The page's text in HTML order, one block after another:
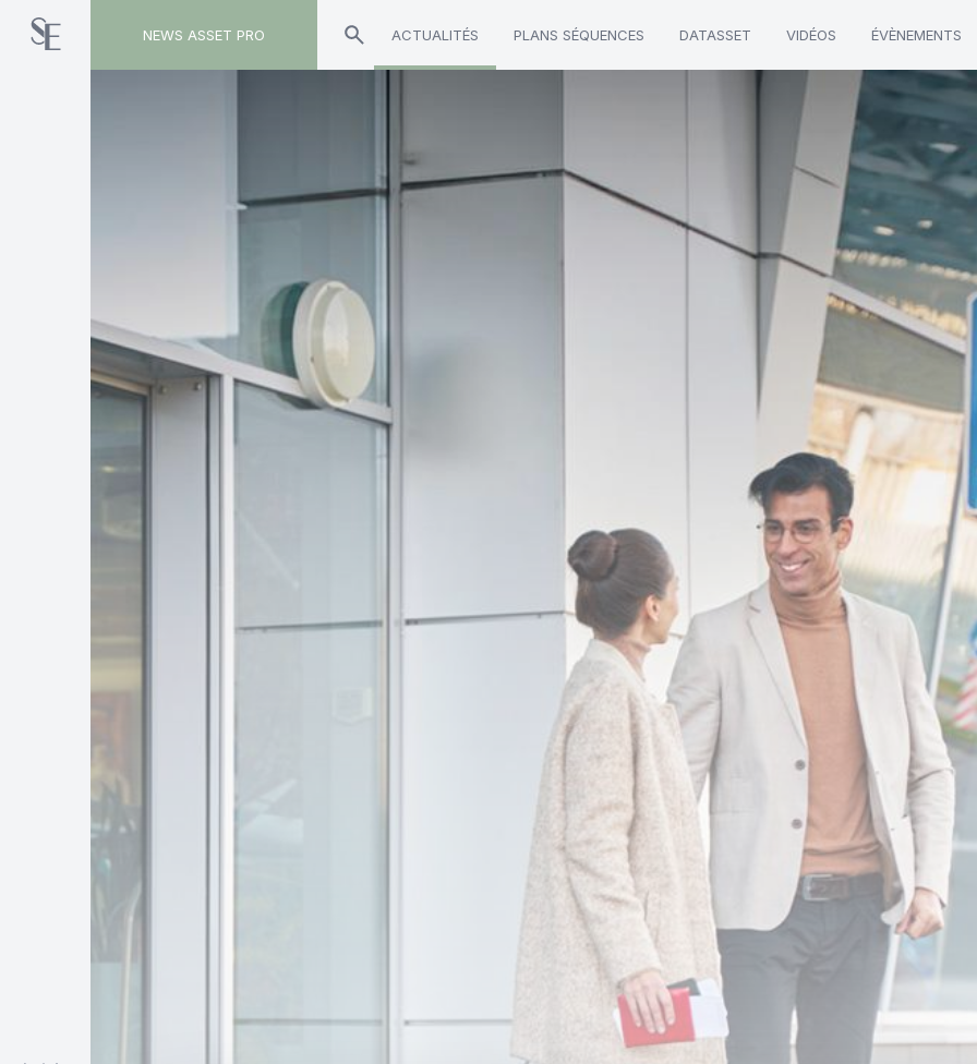
NEWS ASSET PRO ACTUALITÉS PLANS SÉQUENCES DATASSET VIDÉOS ÉVÈNEMENTS